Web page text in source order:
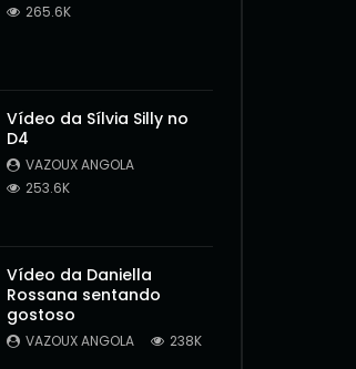
265.6K
Vídeo da Sílvia Silly no
D4
VAZOUX ANGOLA
253.6K
Vídeo da Daniella
Rossana sentando
gostoso
VAZOUX ANGOLA 238K